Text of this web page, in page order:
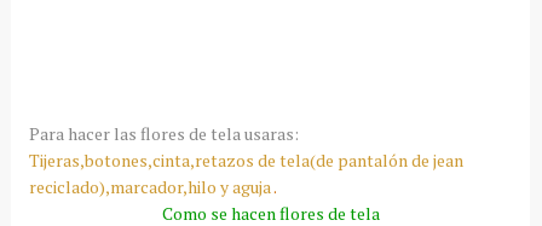
Para hacer las flores de tela usaras:
Tijeras,botones,cinta,retazos de tela(de pantalón de jean
reciclado),marcador,hilo y aguja .
Como se hacen flores de tela